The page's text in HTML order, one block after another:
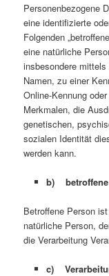
Personenbezogene
eine identifizierte
Folgenden
eine natürliche
insbesondere
Namen, zu einer
Online-Kennung
Merkmalen, die
genetischen,
sozialen Identität
werden kann.
b) betroffene
Betroffene Person
natürliche Person,
die Verarbeitung
c)